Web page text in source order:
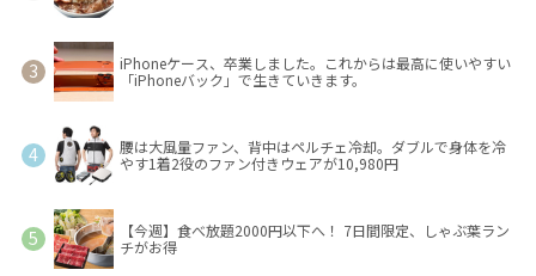
iPhoneケース、卒業しました。これからは最高に使いやすい
「iPhoneバック」で生きていきます。
腰は大風量ファン、背中はペルチェ冷却。ダブルで身体を冷
やす1着2役のファン付きウェアが10,980円
【今週】食べ放題2000円以下へ！ 7日間限定、しゃぶ葉ラン
チがお得